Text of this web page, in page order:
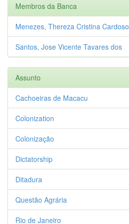
Membros da Banca
Menezes, Thereza Cristina Cardoso
Santos, Jose Vicente Tavares dos
Assunto
Cachoeiras de Macacu
Colonization
Colonização
Dictatorship
Ditadura
Questão Agrária
Rio de Janeiro